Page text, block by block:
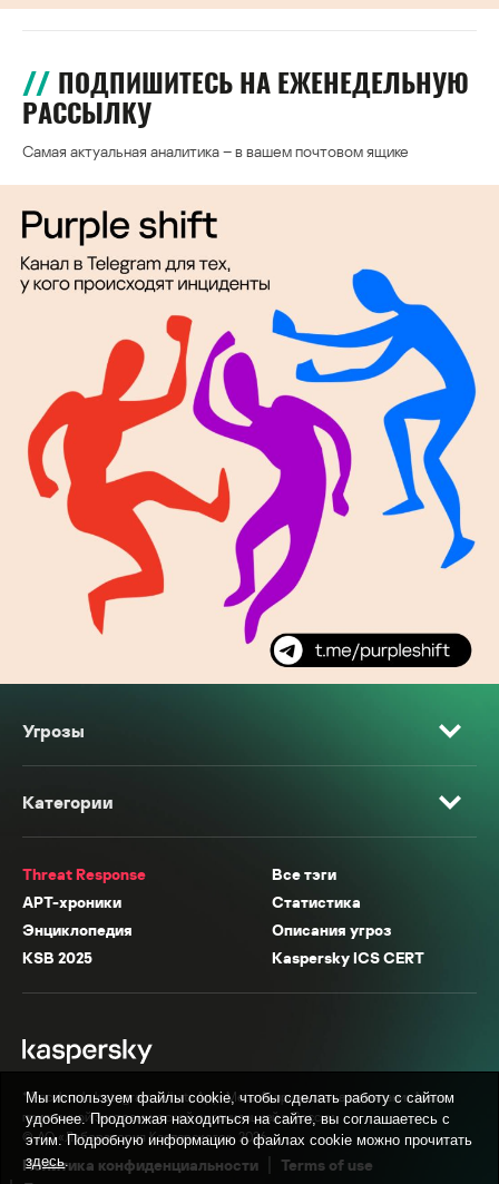
ПОДПИШИТЕСЬ НА ЕЖЕНЕДЕЛЬНУЮ
РАССЫЛКУ
Самая актуальная аналитика – в вашем почтовом ящике
Угрозы
Категории
Threat Response
Все тэги
APT-хроники
Статистика
Энциклопедия
Описания угроз
KSB 2025
Kaspersky ICS CERT
* Facebook, Instagram, WhatsApp, Meta AI принадлежат компании Meta,
признанной экстремистской организацией в России.
© АО «Лаборатория Касперского», 2026.
Политика конфиденциальности
Terms of use
Мы используем файлы cookie, чтобы сделать работу с сайтом
удобнее. Продолжая находиться на сайте, вы соглашаетесь с
этим. Подробную информацию о файлах cookie можно прочитать
здесь.